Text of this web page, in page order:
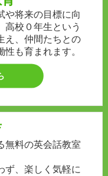
や将来の目標に向
高校０年生という
え、仲間たちとの
も育まれます。
無料の英会話教室
ず、楽しく気軽に